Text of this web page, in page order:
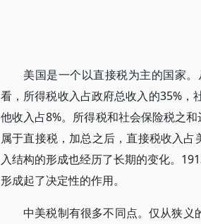
美国是一个以直接税为主的国家
看，所得税收入占政府总收入的35%，
他收入占8%。所得税和社会保险税之
属于直接税，加总之后，直接税收入
入结构的形成也经历了长期的变化。
形成起了决定性的作用。
中美税制有很多不同点。仅从狭